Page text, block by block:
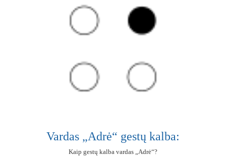
Vardas „Adrė“ gestų kalba:
Kaip gestų kalba vardas „Adrė“?